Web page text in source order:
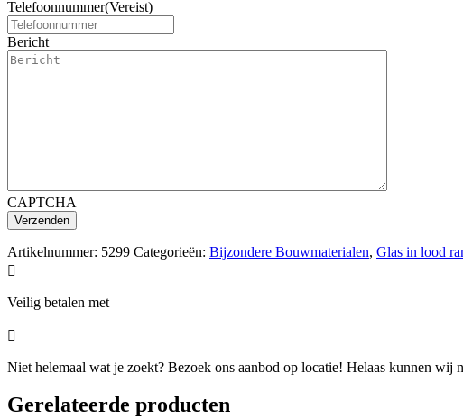
Telefoonnummer(Vereist)
Bericht
CAPTCHA
Artikelnummer: 5299 Categorieën: Bijzondere Bouwmaterialen, Glas in lood

Veilig betalen met

Niet helemaal wat je zoekt? Bezoek ons aanbod op locatie! Helaas kunnen wij
Gerelateerde producten